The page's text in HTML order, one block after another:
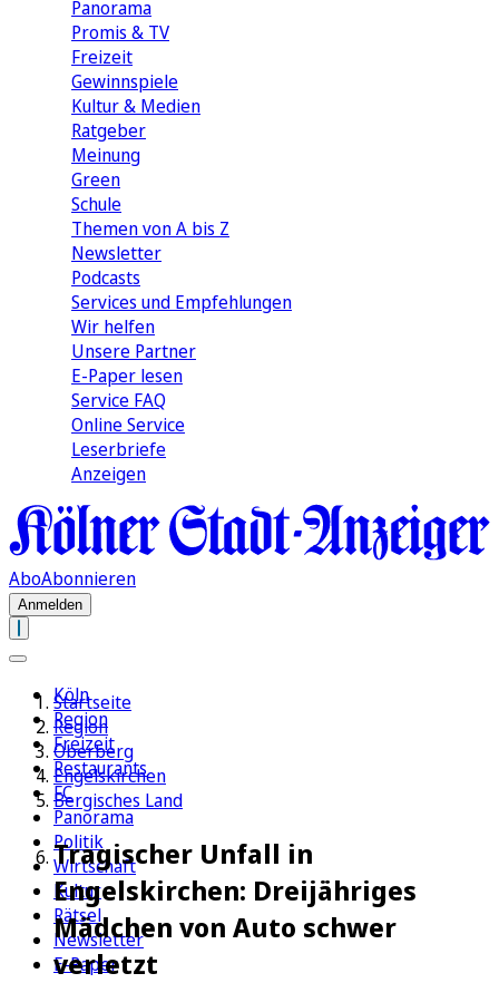
Panorama
Promis & TV
Freizeit
Gewinnspiele
Kultur & Medien
Ratgeber
Meinung
Green
Schule
Themen von A bis Z
Newsletter
Podcasts
Services und Empfehlungen
Wir helfen
Unsere Partner
E-Paper lesen
Service FAQ
Online Service
Leserbriefe
Anzeigen
AboAbonnieren
Anmelden
Köln
Region
Freizeit
Restaurants
FC
Panorama
Politik
Wirtschaft
Kultur
Rätsel
Newsletter
E-Paper
Startseite
Region
Oberberg
Engelskirchen
Bergisches Land
Tragischer Unfall in
Engelskirchen: Dreijähriges
Mädchen von Auto schwer
verletzt